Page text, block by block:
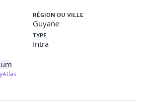
et écriture de cas de tests
Rédaction de cas de tests à partir
réalisés
RÉGION OU VILLE
Guyane
TYPE
Intra